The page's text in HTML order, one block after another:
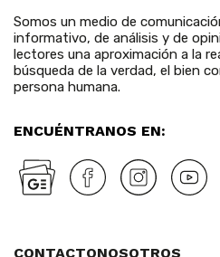
Somos un medio de
informativo, de análisis y de
lectores una aproximación a la
búsqueda de la verdad, el bien
persona humana.
ENCUÉNTRANOS EN:
CONTACTONOSOTROS